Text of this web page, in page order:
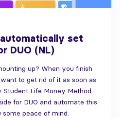
set
DUO (NL)
up? When you finish
to get rid of it as soon as
Student Life Money Method
for DUO and automate this
peace of mind.